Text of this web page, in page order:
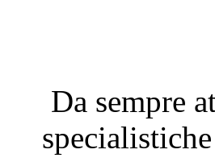
Da sempre